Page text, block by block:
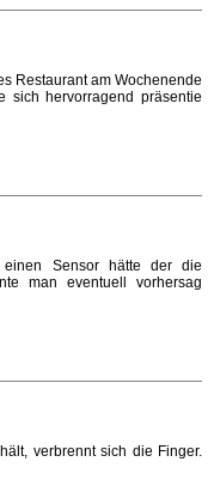
Restaurant am Wochenende
sich hervorragend präsentie
Sensor hätte der die
man eventuell vorhersag
verbrennt sich die Finger.